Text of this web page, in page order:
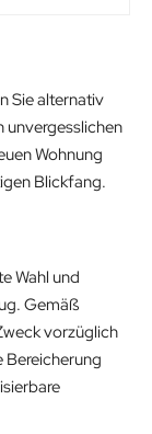
Sie alternativ
unvergesslichen
Wohnung
Blickfang.
Wahl und
Gemäß
vorzüglich
Bereicherung